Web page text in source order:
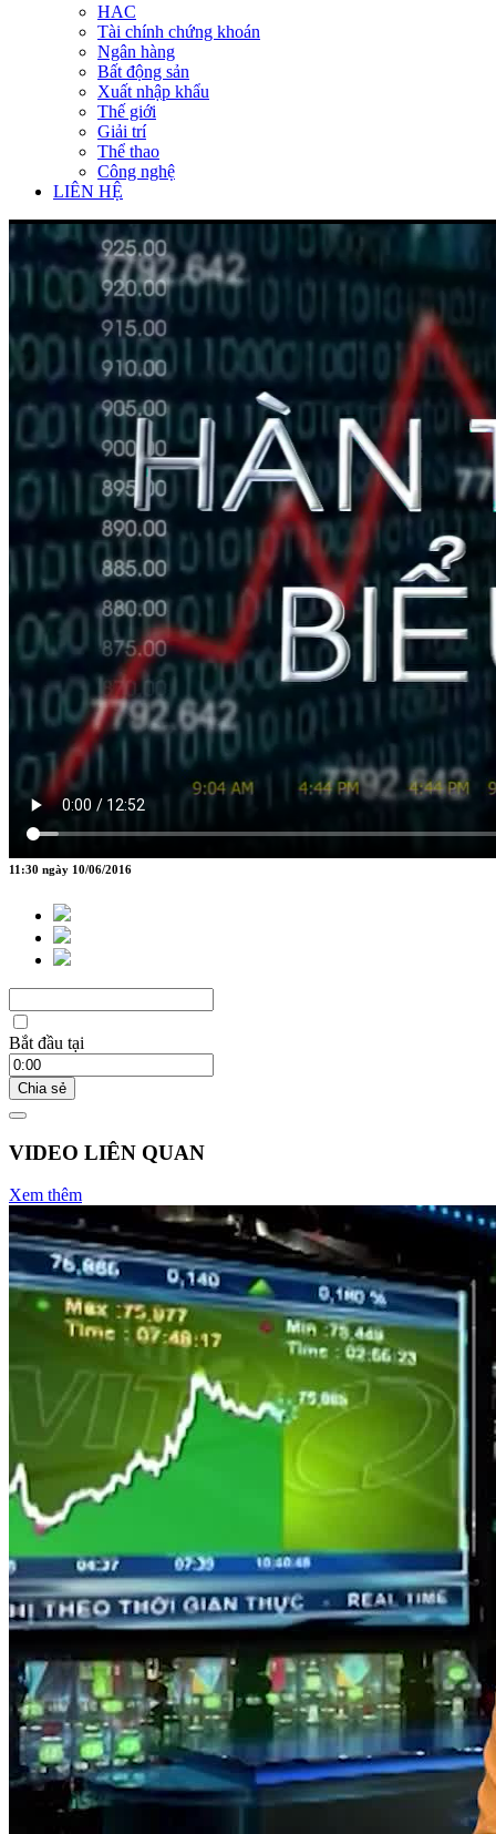
HAC
Tài chính chứng khoán
Ngân hàng
Bất động sản
Xuất nhập khẩu
Thế giới
Giải trí
Thể thao
Công nghệ
LIÊN HỆ
HÀN THỬ BIỂU
Nguồn: SCTV8 - VITV
11:30 ngày 10/06/2016
Bắt đầu tại
Chia sẻ
VIDEO LIÊN QUAN
Xem thêm